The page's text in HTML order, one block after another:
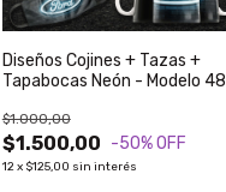
Diseños Cojines + Tazas +
Tapabocas Neón - Modelo 48
$1.500,00
$1.000,00
-50% OFF
12x $125,00 sin interés